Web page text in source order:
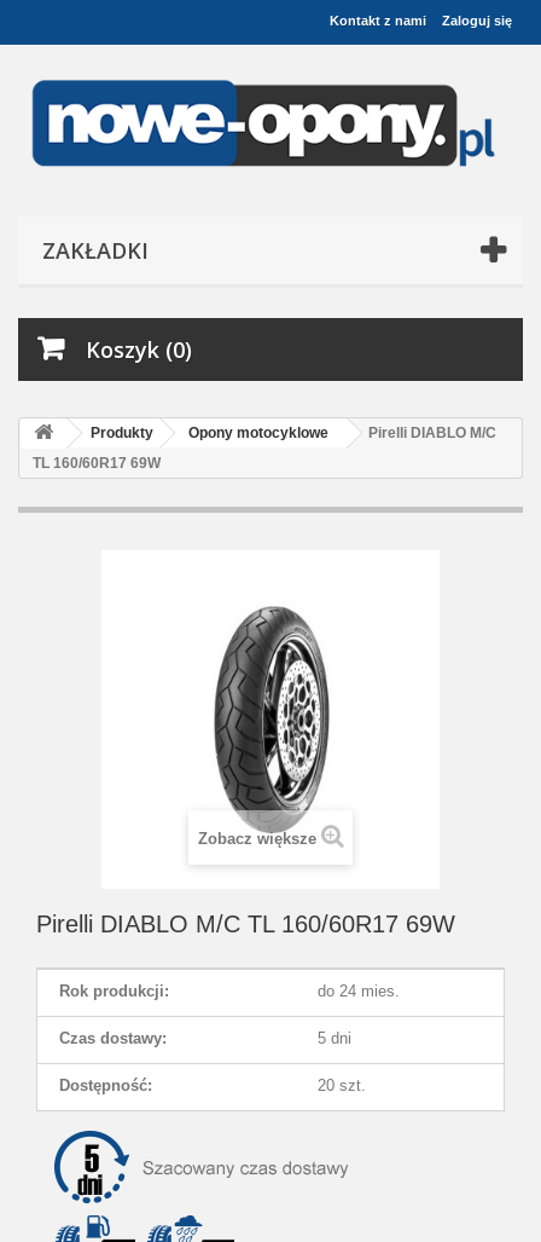
Zaloguj się
Kontakt z nami
ZAKŁADKI
Koszyk (0)
Produkty Opony motocyklowe
Pirelli DIABLO M/C
TL 160/60R17 69W
Zobacz większe
Pirelli DIABLO M/C TL 160/60R17 69W
Rok produkcji: do 24 mies.
Czas dostawy: 5 dni
Dostępność: 20 szt.